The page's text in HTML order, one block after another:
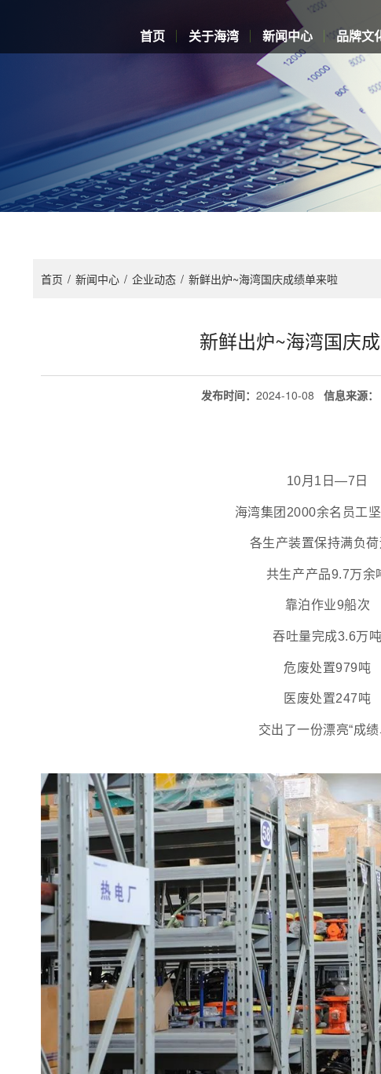
首页 关于海湾 新闻中心 品牌文
首页 / 新闻中心 / 企业动态 / 新鲜出炉~海湾国庆成绩单来啦
新鲜出炉~海湾国庆
发布时间： 2024-10-08 信息来源：
10月1日—7日
海湾集团2000余名员工
各生产装置保持满负
共生产产品9.7万余
靠泊作业9船次
吞吐量完成3.6万
危废处置979吨
医废处置247吨
交出了一份漂亮“成绩